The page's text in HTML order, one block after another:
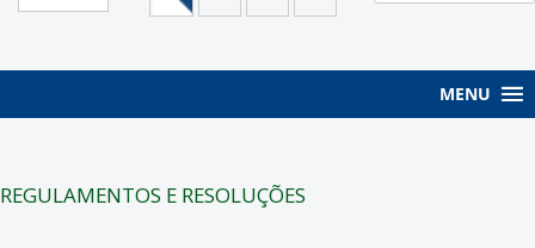
MENU
REGULAMENTOS E RESOLUÇÕES